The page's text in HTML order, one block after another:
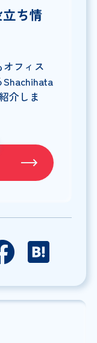
ち情
フィス
介しま